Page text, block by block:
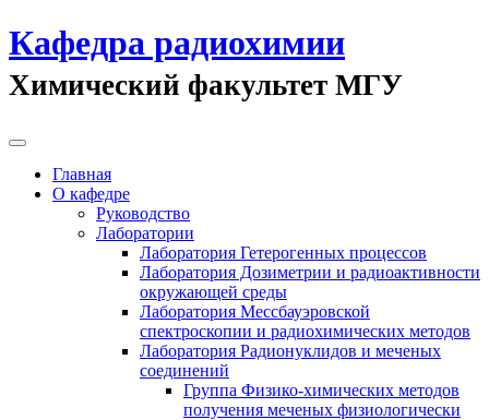
Кафедра радиохимии
Химический факультет МГУ
Главная
О кафедре
Руководство
Лаборатории
Лаборатория Гетерогенных процессов
Лаборатория Дозиметрии и радиоактивности
окружающей среды
Лаборатория Мессбауэровской
спектроскопии и радиохимических методов
Лаборатория Радионуклидов и меченых
соединений
Группа Физико-химических методов
получения меченых физиологически